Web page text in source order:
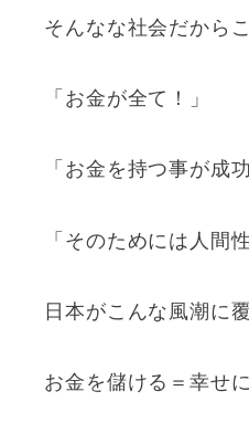
そんなな社会だから
「お金が全て！」
「お金を持つ事が成功
「そのためには人間
日本がこんな風潮に
お金を儲ける＝幸せ